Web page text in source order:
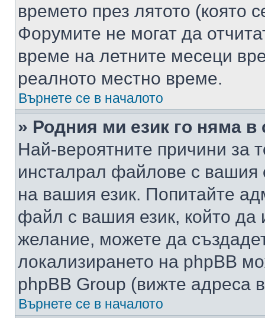
времето през лятото (която
Форумите не могат да
време на летните месеци
реалното местно време.
Върнете се в началото
» Родния ми език го няма в
Най-вероятните причини за
инсталрал файлове с вашия
на вашия език. Попитайте
файл с вашия език, който да
желание, можете да
локализирането на phpBB
phpBB Group (вижте адреса
Върнете се в началото